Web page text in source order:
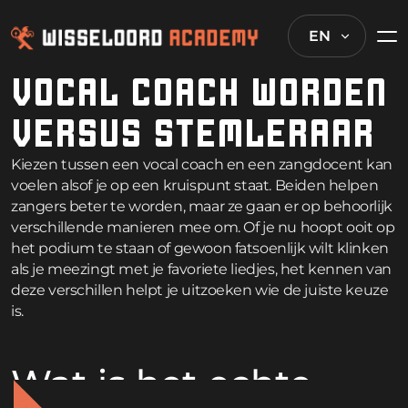
EN
VOCAL COACH WORDEN
VERSUS STEMLERAAR
Kiezen tussen een vocal coach en een zangdocent kan
voelen alsof je op een kruispunt staat. Beiden helpen
zangers beter te worden, maar ze gaan er op behoorlijk
verschillende manieren mee om. Of je nu hoopt ooit op
het podium te staan of gewoon fatsoenlijk wilt klinken
als je meezingt met je favoriete liedjes, het kennen van
deze verschillen helpt je uitzoeken wie de juiste keuze
is.
Wat is het echte